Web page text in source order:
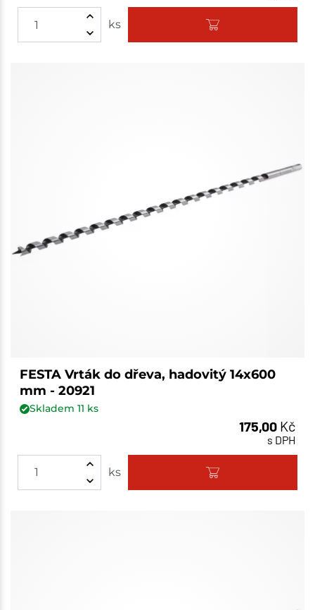
ks
FESTA Vrták do dřeva, hadovitý 14x600
mm - 20921
Skladem 11 ks
175,00 Kč
s DPH
ks